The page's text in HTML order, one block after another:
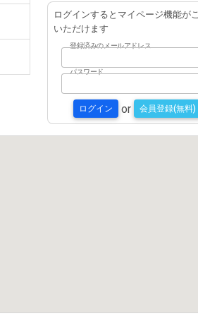
ログインするとマイページ機能が
いただけます
登録済みのメールアドレス
パスワード
ログイン or 会員登録(無料)